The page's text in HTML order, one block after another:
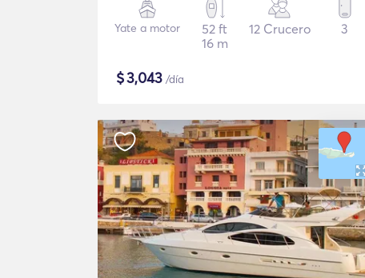
Yate a motor
52 ft
16 m
12 Crucero 3
$3,043 /día